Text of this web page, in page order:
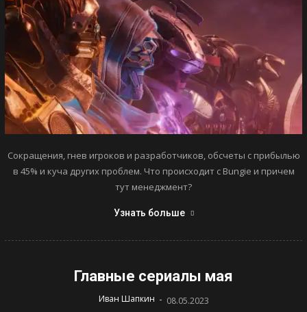
Сокращения, гнев игроков и разработчиков, обсчеты с прибылью
в 45% и куча других проблем. Что происходит с Bungie и причем
тут менеджмент?
Узнать больше
Главные сериалы мая
Иван Шапкин - 08.05.2023